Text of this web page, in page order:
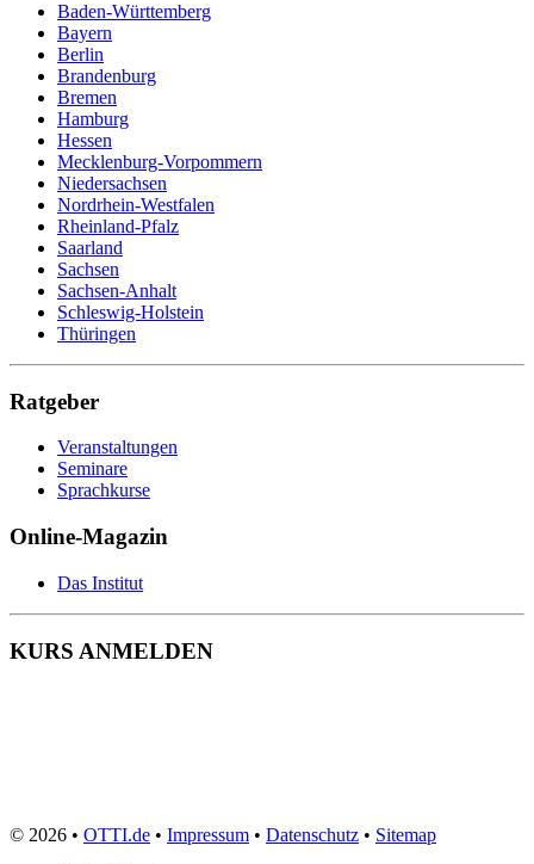
Baden-Württemberg
Bayern
Berlin
Brandenburg
Bremen
Hamburg
Hessen
Mecklenburg-Vorpommern
Niedersachsen
Nordrhein-Westfalen
Rheinland-Pfalz
Saarland
Sachsen
Sachsen-Anhalt
Schleswig-Holstein
Thüringen
Ratgeber
Veranstaltungen
Seminare
Sprachkurse
Online-Magazin
Das Institut
KURS ANMELDEN
© 2026 • OTTI.de • Impressum • Datenschutz • Sitemap